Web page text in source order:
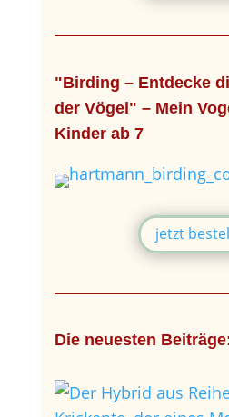
"Birding – Entdecke
der Vögel" – Mein
Kinder ab 7
jetzt
Die neuesten